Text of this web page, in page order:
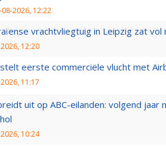
08-2026, 12:22
vrachtvliegtuig in Leipzig zat vol
12:20
eerste commerciële vlucht met
11:17
uit op ABC-eilanden: volgend
10:24